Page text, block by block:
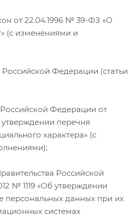
от 22.04.1996 № 39-ФЗ «О
(с изменениями и
Федерации (статьи
Федерации от
перечня
характера» (с
Российской
№ 1119 «Об утверждении
персональных данных при их
системах